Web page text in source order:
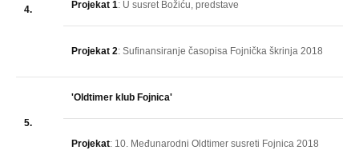
4. Projekat 1: U susret Božiću, predstave
Projekat 2: Sufinansiranje časopisa Fojnička škrinja 2018
5.
'Oldtimer klub Fojnica'
Projekat: 10. Međunarodni Oldtimer susreti Fojnica 2018